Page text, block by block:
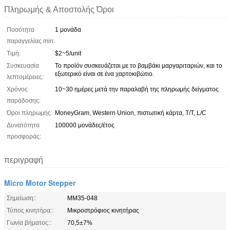
Πληρωμής & Αποστολής Όροι
Ποσότητα
παραγγελίας min:
1 μονάδα
Τιμή:
$2~5/unit
Συσκευασία
λεπτομέρειες:
Το προϊόν συσκευάζεται με το βαμβάκι μαργαριταριών, και το
εξωτερικό είναι σε ένα χαρτοκιβώτιο.
Χρόνος
παράδοσης:
10~30 ημέρες μετά την παραλαβή της πληρωμής δείγματος
Όροι πληρωμής: MoneyGram, Western Union, πιστωτική κάρτα, T/T, L/C
Δυνατότητα
προσφοράς:
100000 μονάδες/έτος
περιγραφή
Micro Motor Stepper
Σημείωση::
ΜΜ35-048
Τύπος κινητήρα::
Μικροστρόφιος κινητήρας
Γωνία βήματος::
70,5±7%